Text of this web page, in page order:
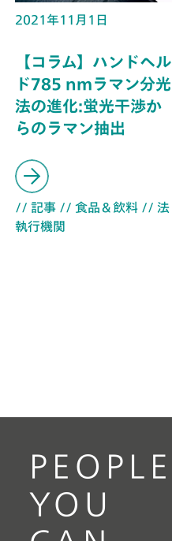
2021年11月1日
【コラム】ハンドヘル
ド785 nmラマン分光
法の進化:蛍光干渉か
らのラマン抽出
// 記事 // 食品＆飲料 // 法
執行機関
PEOPLE
YOU